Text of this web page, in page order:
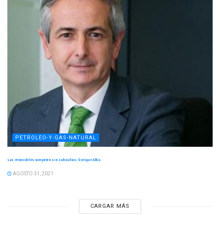
PETROLEO-Y-GAS-NATURAL
Las renovables compiten sin subsidios: Enrique Alba
AGOSTO 31, 2021
CARGAR MÁS